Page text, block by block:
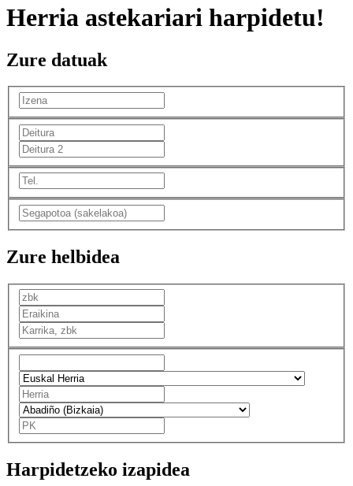
Herria astekariari harpidetu!
Zure datuak
Zure helbidea
Harpidetzeko izapidea